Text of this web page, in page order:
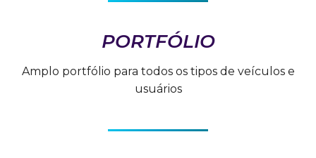
PORTFÓLIO
Amplo portfólio para todos os tipos de veículos e
usuários